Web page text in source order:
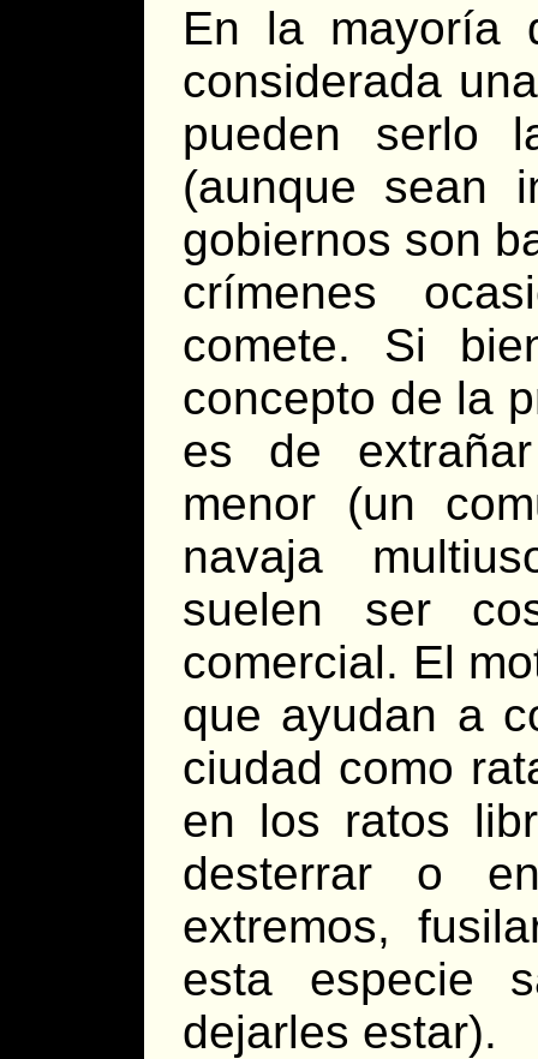
En la mayoría
considerada
pueden serlo
(aunque sean
gobiernos son
crímenes
comete. Si
concepto de la
es de
menor (un
navaja
suelen ser
comercial. El
que ayudan a
ciudad como
en los ratos
desterrar o
extremos,
esta especie
dejarles estar).